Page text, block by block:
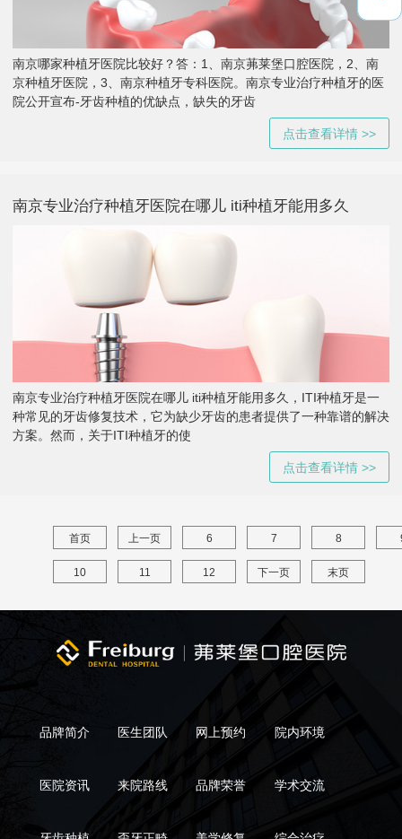
南京哪家种植牙医院比较好？答：1、南京茀莱堡口腔医院，2、南
京种植牙医院，3、南京种植牙专科医院。南京专业治疗种植牙的医
院公开宣布-牙齿种植的优缺点，缺失的牙齿
点击查看详情 >>
南京专业治疗种植牙医院在哪儿 iti种植牙能用多久
南京专业治疗种植牙医院在哪儿 iti种植牙能用多久，ITI种植牙是一
种常见的牙齿修复技术，它为缺少牙齿的患者提供了一种靠谱的解决
方案。然而，关于ITI种植牙的使
点击查看详情 >>
首页 上一页 6 7 8
10 11 12 下一页 末页
品牌简介 医生团队 网上预约 院内环境
医院资讯 来院路线 品牌荣誉 学术交流